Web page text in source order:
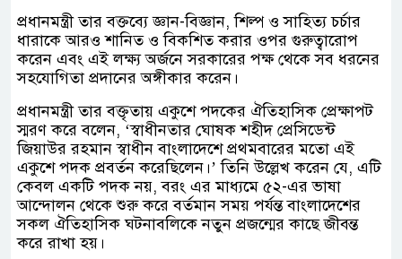
প্রধানমন্ত্রী তার বক্তব্যে জ্ঞান-বিজ্ঞান, শিল্প ও সাহিত্য চর্চার
ধারাকে আরও শানিত ও বিকশিত করার ওপর গুরুত্বারোপ
করেন এবং এই লক্ষ্য অর্জনে সরকারের পক্ষ থেকে সব ধরনের
সহযোগিতা প্রদানের অঙ্গীকার করেন।
প্রধানমন্ত্রী তার বক্তৃতায় একুশে পদকের ঐতিহাসিক প্রেক্ষাপট
স্মরণ করে বলেন, ‘স্বাধীনতার ঘোষক শহীদ প্রেসিডেন্ট
জিয়াউর রহমান স্বাধীন বাংলাদেশে প্রথমবারের মতো এই
একুশে পদক প্রবর্তন করেছিলেন।’ তিনি উল্লেখ করেন যে, এটি
কেবল একটি পদক নয়, বরং এর মাধ্যমে ৫২-এর ভাষা
আন্দোলন থেকে শুরু করে বর্তমান সময় পর্যন্ত বাংলাদেশের
সকল ঐতিহাসিক ঘটনাবলিকে নতুন প্রজন্মের কাছে জীবন্ত
করে রাখা হয়।